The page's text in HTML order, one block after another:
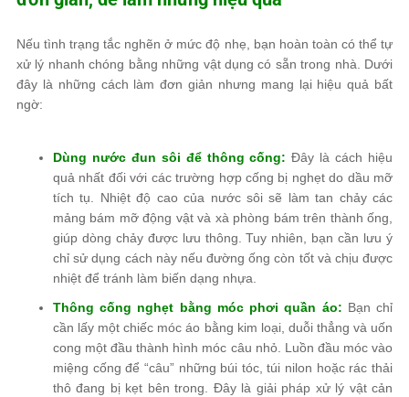
Nếu tình trạng tắc nghẽn ở mức độ nhẹ, bạn hoàn toàn có thể tự
xử lý nhanh chóng bằng những vật dụng có sẵn trong nhà. Dưới
đây là những cách làm đơn giản nhưng mang lại hiệu quả bất
ngờ:
Dùng nước đun sôi để thông cống: Đây là cách hiệu
quả nhất đối với các trường hợp cống bị nghẹt do dầu mỡ
tích tụ. Nhiệt độ cao của nước sôi sẽ làm tan chảy các
mảng bám mỡ động vật và xà phòng bám trên thành ống,
giúp dòng chảy được lưu thông. Tuy nhiên, bạn cần lưu ý
chỉ sử dụng cách này nếu đường ống còn tốt và chịu được
nhiệt để tránh làm biến dạng nhựa.
Thông cống nghẹt bằng móc phơi quần áo: Bạn chỉ
cần lấy một chiếc móc áo bằng kim loại, duỗi thẳng và uốn
cong một đầu thành hình móc câu nhỏ. Luồn đầu móc vào
miệng cống để “câu” những búi tóc, túi nilon hoặc rác thải
thô đang bị kẹt bên trong. Đây là giải pháp xử lý vật cản